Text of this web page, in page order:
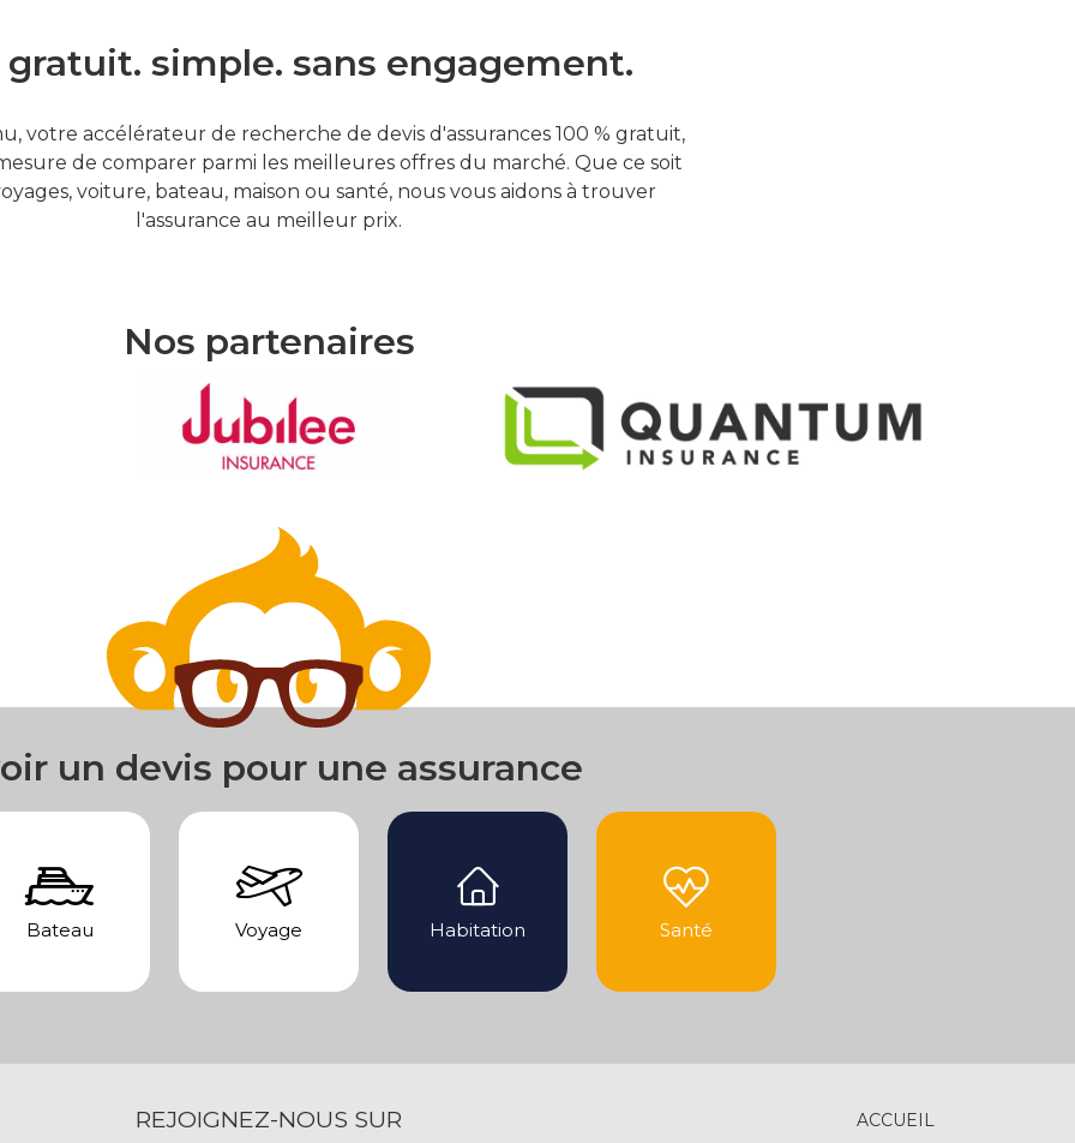
gratuit. simple. sans engagement.
votre accélérateur de recherche de devis d'assurances 100 % gratuit,
de comparer parmi les meilleures offres du marché. Que ce soit
voiture, bateau, maison ou santé, nous vous aidons à trouver
l'assurance au meilleur prix.
Nos partenaires
un devis pour une assurance
Bateau Voyage Habitation Santé
REJOIGNEZ-NOUS SUR
ACCUEIL